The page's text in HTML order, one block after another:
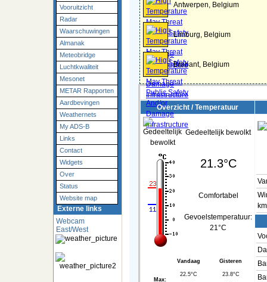
Vooruitzicht
Radar
Waarschuwingen
Almanak
Meteobridge
Luchtkwaliteit
Mesonet
METAR Rapporten
Aardbevingen
Weathernets
My ADS-B
Links
Contact
Widgets
Over
Status
Website map
Externe links
Webcam
East/West
Antwerpen, Belgium
Limburg, Belgium
Brabant, Belgium
Overzicht / Temperatuur
Gedeeltelijk bewolkt
21.3°C
Comfortabel
Gevoelstemperatuur:
21°C
Vandaag Gisteren
Max:
22.5°C
23.8°C